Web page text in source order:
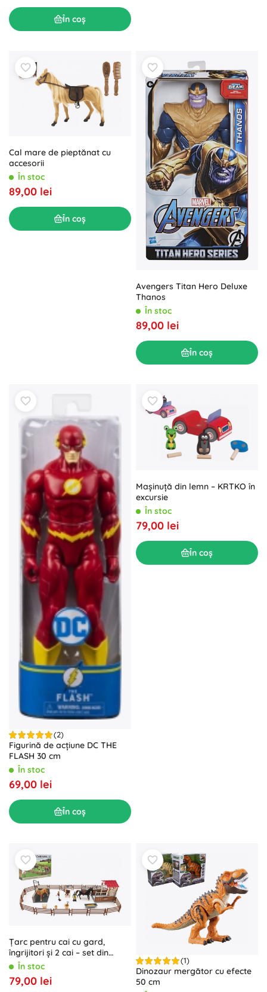
În coș
Cal mare de pieptănat cu
accesorii
În stoc
89,00 lei
În coș
Avengers Titan Hero Deluxe
Thanos
În stoc
89,00 lei
În coș
(2)
Figurină de acțiune DC THE
FLASH 30 cm
În stoc
69,00 lei
În coș
Mașinuță din lemn – KRTKO în
excursie
În stoc
79,00 lei
În coș
Țarc pentru cai cu gard,
îngrijitori și 2 cai – set din
plastic cu accesorii
În stoc
79,00 lei
(1)
Dinozaur mergător cu efecte
50 cm